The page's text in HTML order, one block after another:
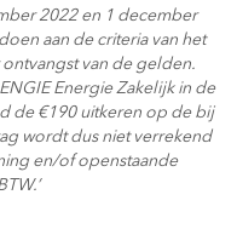
2022 en 1 december
aan de criteria van het
van de gelden.
Energie Zakelijk in de
de €190 uitkeren op de bij
wordt dus niet verrekend
en/of openstaande